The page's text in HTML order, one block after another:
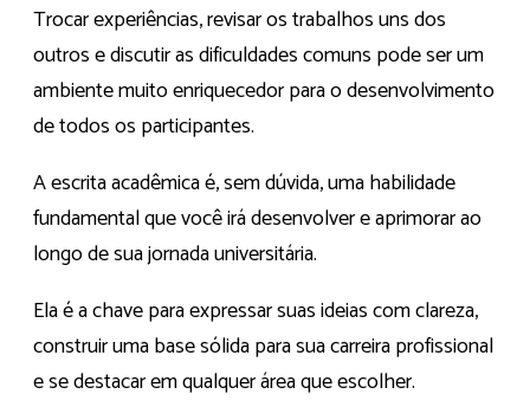
Trocar experiências, revisar os trabalhos uns dos
outros e discutir as dificuldades comuns pode ser um
ambiente muito enriquecedor para o desenvolvimento
de todos os participantes.
A escrita acadêmica é, sem dúvida, uma habilidade
fundamental que você irá desenvolver e aprimorar ao
longo de sua jornada universitária.
Ela é a chave para expressar suas ideias com clareza,
construir uma base sólida para sua carreira profissional
e se destacar em qualquer área que escolher.